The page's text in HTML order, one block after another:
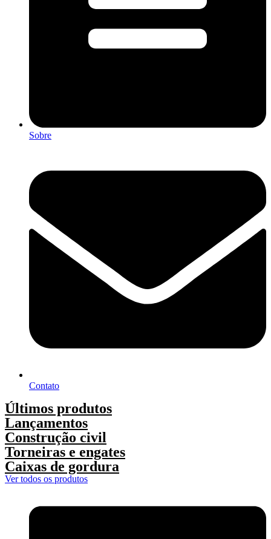
Sobre
Contato
Últimos produtos
Lançamentos
Construção civil
Torneiras e engates
Caixas de gordura
Ver todos os produtos